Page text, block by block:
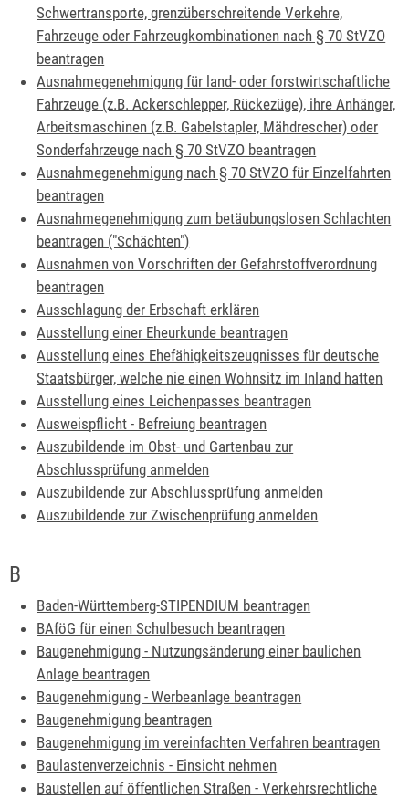
Schwertransporte, grenzüberschreitende Verkehre,
Fahrzeuge oder Fahrzeugkombinationen nach § 70 StVZO
beantragen
Ausnahmegenehmigung für land- oder forstwirtschaftliche
Fahrzeuge (z.B. Ackerschlepper, Rückezüge), ihre Anhänger,
Arbeitsmaschinen (z.B. Gabelstapler, Mähdrescher) oder
Sonderfahrzeuge nach § 70 StVZO beantragen
Ausnahmegenehmigung nach § 70 StVZO für Einzelfahrten
beantragen
Ausnahmegenehmigung zum betäubungslosen Schlachten
beantragen ("Schächten")
Ausnahmen von Vorschriften der Gefahrstoffverordnung
beantragen
Ausschlagung der Erbschaft erklären
Ausstellung einer Eheurkunde beantragen
Ausstellung eines Ehefähigkeitszeugnisses für deutsche
Staatsbürger, welche nie einen Wohnsitz im Inland hatten
Ausstellung eines Leichenpasses beantragen
Ausweispflicht - Befreiung beantragen
Auszubildende im Obst- und Gartenbau zur
Abschlussprüfung anmelden
Auszubildende zur Abschlussprüfung anmelden
Auszubildende zur Zwischenprüfung anmelden
B
Baden-Württemberg-STIPENDIUM beantragen
BAföG für einen Schulbesuch beantragen
Baugenehmigung - Nutzungsänderung einer baulichen
Anlage beantragen
Baugenehmigung - Werbeanlage beantragen
Baugenehmigung beantragen
Baugenehmigung im vereinfachten Verfahren beantragen
Baulastenverzeichnis - Einsicht nehmen
Baustellen auf öffentlichen Straßen - Verkehrsrechtliche